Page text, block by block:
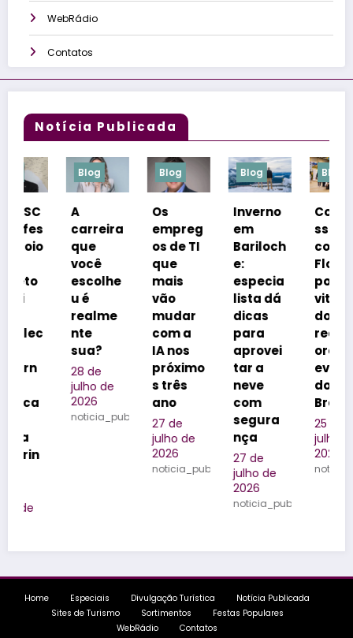
WebRádio
Contatos
Notícia Publicada
Blog
A
carreira
que
escolhe
realme
nte
28 de
julho de
2026
noticia_publicada
empreg
os de TI
mais
mudar
próximo
s três
27 de
julho de
noticia_publicada
Inverno
em
Bariloch
especia
lista dá
dicas
para
aprovei
tar a
segura
nça
julho de
noticia_publicada
Blog
Congre
coloca
Florianó
polis na
vitrine
realizad
ores de
eventos
25 de
julho de
Sites de Turismo
Sortimentos
Festas Populares
WebRádio
Contatos